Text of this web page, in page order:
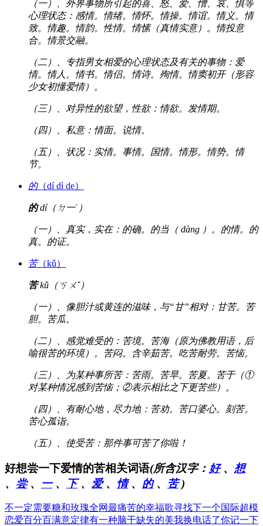
（一）、外界事物所引起的喜、怒、爱、憎、哀、惧等
心理状态：感情。情绪。情怀。情操。情谊。情义。情
致。情趣。情韵。性情。情愫（真情实意）。情投意
合。情景交融。
（二）、专指男女相爱的心理状态及有关的事物：爱
情。情人。情书。情侣。情诗。殉情。情窦初开（形容
少女初懂爱情）。
（三）、对异性的欲望，性欲：情欲。发情期。
（四）、私意：情面。说情。
（五）、状况：实情。事情。国情。情形。情势。情
节。
的（dí dì de）
的dí（ㄉ一ˊ）
（一）、真实，实在：的确。的当（ dàng ）。的情。的
真。的证。
苦（kǔ）
苦kǔ（ㄎㄨˇ）
（一）、像胆汁或黄连的滋味，与“甘”相对：甘苦。苦
胆。苦瓜。
（二）、感觉难受的：苦境。苦海（原为佛教用语，后
喻很苦的环境）。苦闷。含辛茹苦。吃苦耐劳。苦恼。
（三）、为某种事所苦：苦雨。苦旱。苦夏。苦于（①
对某种情况感到苦恼；②表示相比之下更苦些）。
（四）、有耐心地，尽力地：苦劝。苦口婆心。刻苦。
苦心孤诣。
（五）、使受苦：那件事可苦了你啦！
好想尝一下爱情的苦相关词语(所含汉字： 好、 想
、 尝、 一、 下、 爱、 情、 的、 苦)
不一定需要糖和玫瑰全网最痛苦的幸福歌寻找下一个国际超模
恋爱百分百满意定律有一种脑干缺失的美我换电话了你记一下